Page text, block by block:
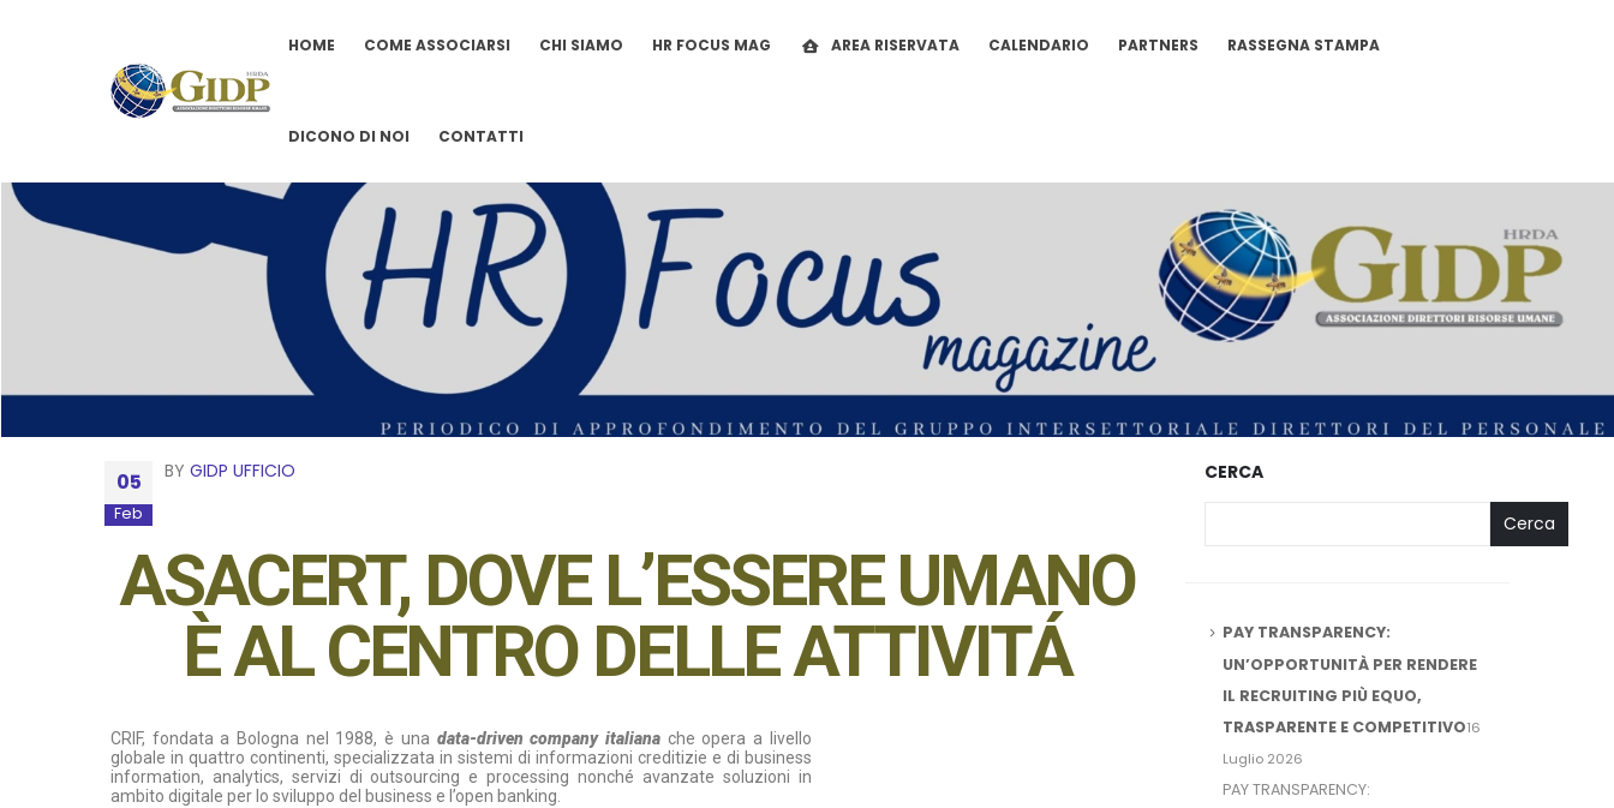
HOME COME ASSOCIARSI CHI SIAMO HR FOCUS MAG AREA RISERVATA CALENDARIO PARTNERS RASSEGNA STAMPA
DICONO DI NOI CONTATTI
05
Feb
BY GIDP UFFICIO
ASACERT, DOVE L’ESSERE UMANO
È AL CENTRO DELLE ATTIVITÁ
CRIF, fondata a Bologna nel 1988, è una data-driven company italiana che opera a livello
globale in quattro continenti, specializzata in sistemi di informazioni creditizie e di business
information, analytics, servizi di outsourcing e processing nonché avanzate soluzioni in
ambito digitale per lo sviluppo del business e l’open banking.
CERCA
Cerca
PAY TRANSPARENCY:
UN’OPPORTUNITÀ PER RENDERE
IL RECRUITING PIÙ EQUO,
TRASPARENTE E COMPETITIVO16
Luglio 2026
PAY TRANSPARENCY: